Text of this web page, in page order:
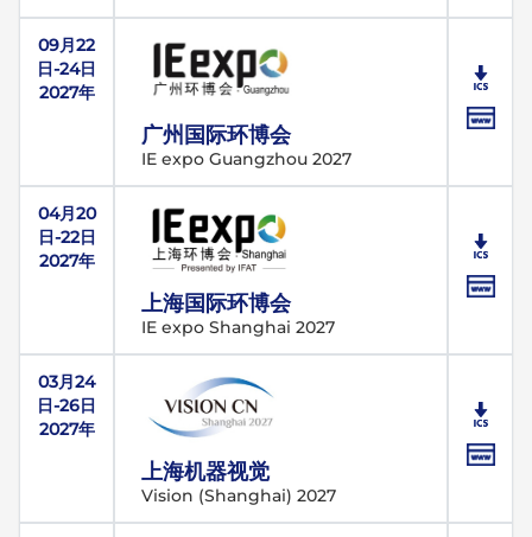
09月22
日-24日
2027年
广州国际环博会
IE expo Guangzhou 2027
04月20
日-22日
2027年
上海国际环博会
IE expo Shanghai 2027
03月24
日-26日
2027年
上海机器视觉
Vision (Shanghai) 2027